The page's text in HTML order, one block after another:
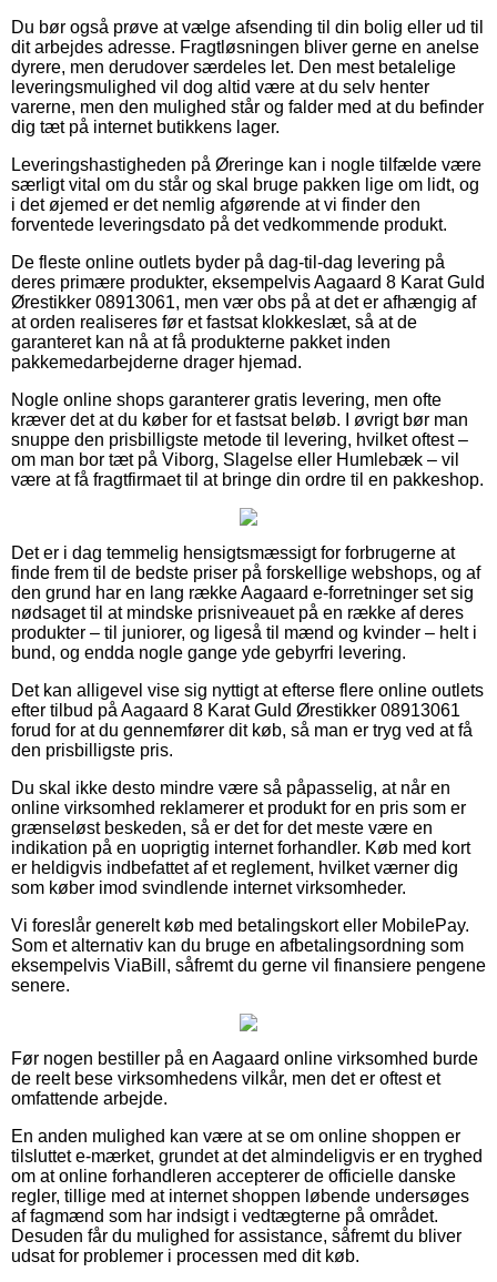
Du bør også prøve at vælge afsending til din bolig eller ud til
dit arbejdes adresse. Fragtløsningen bliver gerne en anelse
dyrere, men derudover særdeles let. Den mest betalelige
leveringsmulighed vil dog altid være at du selv henter
varerne, men den mulighed står og falder med at du befinder
dig tæt på internet butikkens lager.
Leveringshastigheden på Øreringe kan i nogle tilfælde være
særligt vital om du står og skal bruge pakken lige om lidt, og
i det øjemed er det nemlig afgørende at vi finder den
forventede leveringsdato på det vedkommende produkt.
De fleste online outlets byder på dag-til-dag levering på
deres primære produkter, eksempelvis Aagaard 8 Karat Guld
Ørestikker 08913061, men vær obs på at det er afhængig af
at orden realiseres før et fastsat klokkeslæt, så at de
garanteret kan nå at få produkterne pakket inden
pakkemedarbejderne drager hjemad.
Nogle online shops garanterer gratis levering, men ofte
kræver det at du køber for et fastsat beløb. I øvrigt bør man
snuppe den prisbilligste metode til levering, hvilket oftest –
om man bor tæt på Viborg, Slagelse eller Humlebæk – vil
være at få fragtfirmaet til at bringe din ordre til en pakkeshop.
Det er i dag temmelig hensigtsmæssigt for forbrugerne at
finde frem til de bedste priser på forskellige webshops, og af
den grund har en lang række Aagaard e-forretninger set sig
nødsaget til at mindske prisniveauet på en række af deres
produkter – til juniorer, og ligeså til mænd og kvinder – helt i
bund, og endda nogle gange yde gebyrfri levering.
Det kan alligevel vise sig nyttigt at efterse flere online outlets
efter tilbud på Aagaard 8 Karat Guld Ørestikker 08913061
forud for at du gennemfører dit køb, så man er tryg ved at få
den prisbilligste pris.
Du skal ikke desto mindre være så påpasselig, at når en
online virksomhed reklamerer et produkt for en pris som er
grænseløst beskeden, så er det for det meste være en
indikation på en uoprigtig internet forhandler. Køb med kort
er heldigvis indbefattet af et reglement, hvilket værner dig
som køber imod svindlende internet virksomheder.
Vi foreslår generelt køb med betalingskort eller MobilePay.
Som et alternativ kan du bruge en afbetalingsordning som
eksempelvis ViaBill, såfremt du gerne vil finansiere pengene
senere.
Før nogen bestiller på en Aagaard online virksomhed burde
de reelt bese virksomhedens vilkår, men det er oftest et
omfattende arbejde.
En anden mulighed kan være at se om online shoppen er
tilsluttet e-mærket, grundet at det almindeligvis er en tryghed
om at online forhandleren accepterer de officielle danske
regler, tillige med at internet shoppen løbende undersøges
af fagmænd som har indsigt i vedtægterne på området.
Desuden får du mulighed for assistance, såfremt du bliver
udsat for problemer i processen med dit køb.